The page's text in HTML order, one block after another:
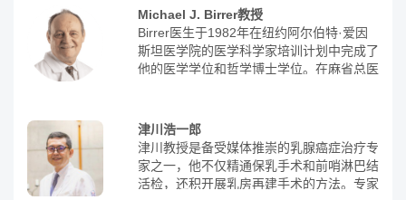
治疗，而棚仓健太的核心工作主要是癌症治
疗中的整形修复环节，就是在不得不大范围
切除病灶及其周围正常组织的时候，通过术
前与肿瘤外科医生共同讨论设计，在大范围
常形态，同时保存肢体的正常功能。其中最
常见的就是乳腺癌根治术后的乳房重建，其
他的还包括像把腹部、手、脚等四肢的恶性
肿瘤切除后，进行重建的整形修复工作。淋
学教授。基于大量的循证医学证据，胜俣范
之教授撰写了日本早期的癌症手册。在该手
册的癌症化学疗法基本概念章节中，他首次
将化疗对各种恶性肿瘤的有效性划分为
治疗和姑息治疗的发展，为癌症患者提供了
更优化的诊疗方案和更好的生存。此外，胜
俣范之教授还参与编写了日本首个癌症治疗
指南《乳腺癌诊疗指南》、《癌症对策基本
Dana-Farber / Partners癌症护理肿瘤学研
究金计划完成了她的医学肿瘤学培训。她的
研究主要集中在开发新型治疗方法和生物标
志物的研究，以改善乳腺癌患者的护理。她
包括局部和转移性乳腺癌的试验。
Michael J. Birrer教授
Birrer医生于1982年在纽约阿尔伯特·爱因
斯坦医学院的医学科学家培训计划中完成了
他的医学学位和哲学博士学位。在麻省总医
究所的医学肿瘤学专科医生培训。在专科医
生培训后，Birrer被任命为研究员(终身任
职)，并在癌症预防和控制部门设立了分子
机制部分。他的临床兴趣包括卵巢癌，子宫
津川浩一郎
津川教授是备受媒体推崇的乳腺癌症治疗专
家之一，他不仅精通保乳手术和前哨淋巴结
活检，还积开展乳房再建手术的方法。专家